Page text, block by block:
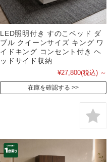
LED照明付き すのこベッド ダ
ブル クイーンサイズ キング ワ
イドキング コンセント付き ヘ
ッドサイド収納
¥27,800(税込) ～
在庫を確認する